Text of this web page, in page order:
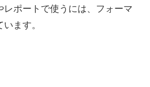
レポートで使うには、フォーマ
ます。